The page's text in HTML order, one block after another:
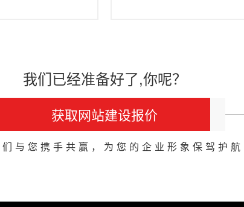
我们已经准备好了,你呢？
获取网站建设报价
与您携手共赢，为您的企业形象保驾护航